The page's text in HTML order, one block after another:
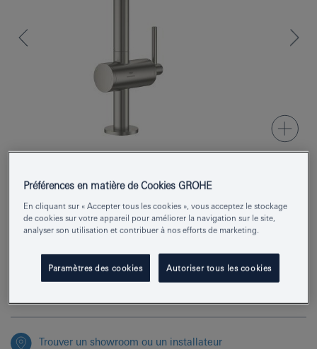
EAN 4005176945748
satin steel
Demander des renseignements
Trouver un showroom ou un installateur
Préférences en matière de Cookies GROHE
En cliquant sur « Accepter tous les cookies », vous acceptez le stockage
de cookies sur votre appareil pour améliorer la navigation sur le site,
analyser son utilisation et contribuer à nos efforts de marketing.
Paramètres des cookies Autoriser tous les cookies